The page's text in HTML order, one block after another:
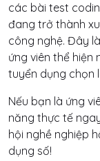
các bài test
đang trở thành
công nghệ. Đây
ứng viên thể hiện
tuyển dụng chọn
Nếu bạn là ứng
năng thực tế
hội nghề nghiệp
dụng số!